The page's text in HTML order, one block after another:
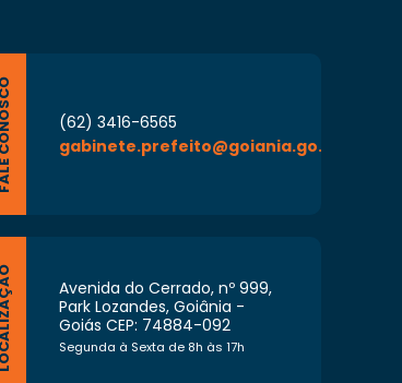
FALE CONOSCO
(62) 3416-6565
gabinete.prefeito@goiania.go.gov.br
Avenida do Cerrado, nº 999,
Park Lozandes, Goiânia -
Goiás CEP: 74884-092
Segunda à Sexta de 8h às 17h